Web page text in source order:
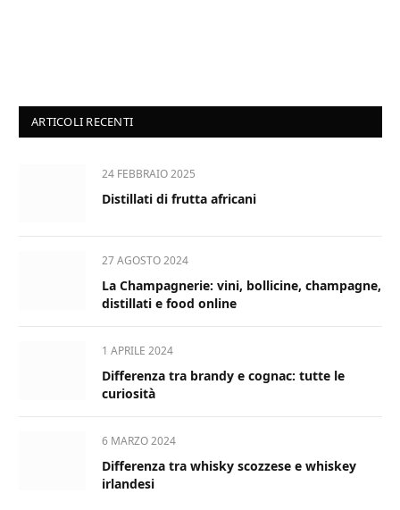
ARTICOLI RECENTI
24 FEBBRAIO 2025
Distillati di frutta africani
27 AGOSTO 2024
La Champagnerie: vini, bollicine, champagne,
distillati e food online
1 APRILE 2024
Differenza tra brandy e cognac: tutte le
curiosità
6 MARZO 2024
Differenza tra whisky scozzese e whiskey
irlandesi